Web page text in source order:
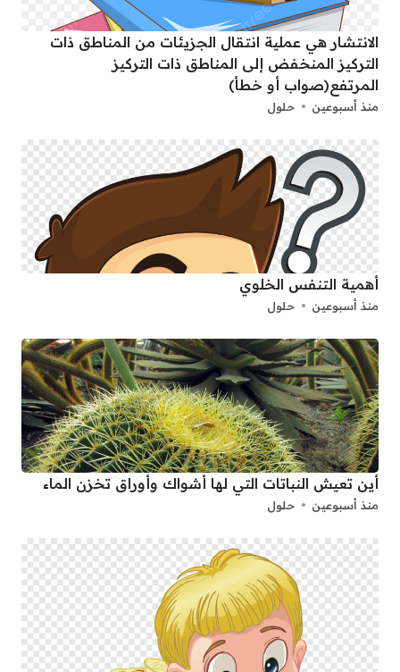
الانتشار هي عملية انتقال الجزيئات من المناطق ذات
التركيز المنخفض إلى المناطق ذات التركيز
المرتفع(صواب أو خطأ)
منذ أسبوعين حلول
أهمية التنفس الخلوي
منذ أسبوعين حلول
أين تعيش النباتات التي لها أشواك وأوراق تخزن الماء
منذ أسبوعين حلول